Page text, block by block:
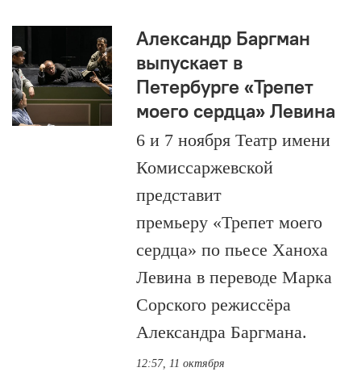
Александр Баргман
выпускает в
Петербурге «Трепет
моего сердца» Левина
6 и 7 ноября Театр имени
Комиссаржевской
представит
премьеру «Трепет моего
сердца» по пьесе Ханоха
Левина в переводе Марка
Сорского режиссёра
Александра Баргмана.
12:57, 11 октября